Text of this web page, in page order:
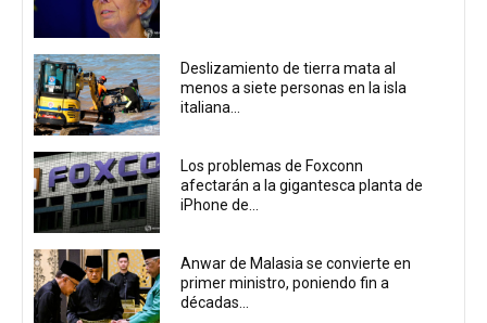
Deslizamiento de tierra mata al
menos a siete personas en la isla
italiana...
Los problemas de Foxconn
afectarán a la gigantesca planta de
iPhone de...
Anwar de Malasia se convierte en
primer ministro, poniendo fin a
décadas...